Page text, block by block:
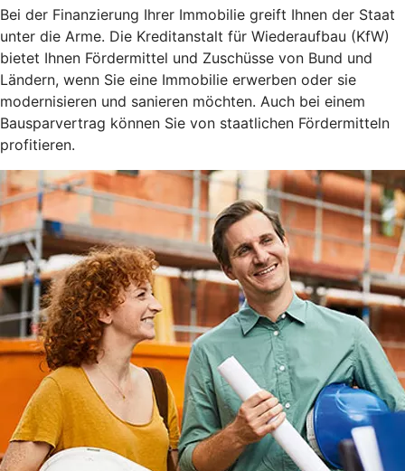
Bei der Finanzierung Ihrer Immobilie greift Ihnen der Staat
unter die Arme. Die Kreditanstalt für Wiederaufbau (KfW)
bietet Ihnen Fördermittel und Zuschüsse von Bund und
Ländern, wenn Sie eine Immobilie erwerben oder sie
modernisieren und sanieren möchten. Auch bei einem
Bausparvertrag können Sie von staatlichen Fördermitteln
profitieren.